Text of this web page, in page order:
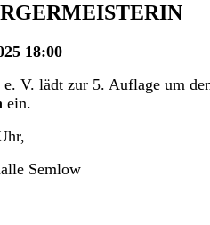
18:00
V. lädt zur 5. Auflage um
ein.
Semlow